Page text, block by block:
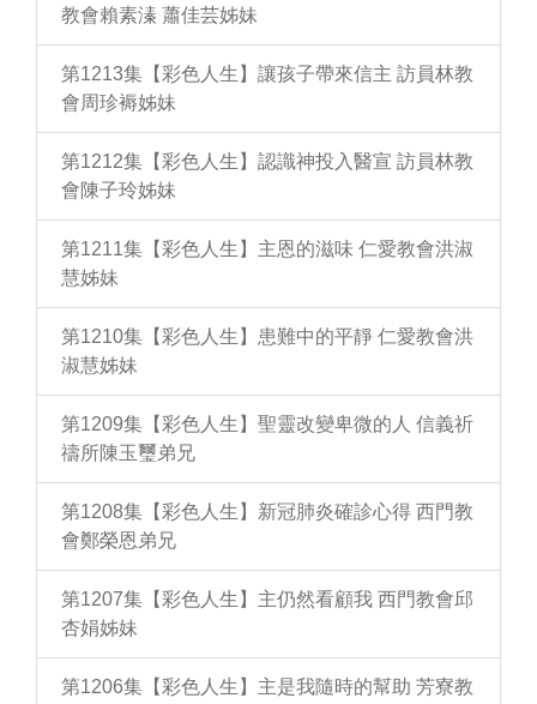
教會賴素溱 蕭佳芸姊妹
第1213集【彩色人生】讓孩子帶來信主 訪員林教
會周珍褥姊妹
第1212集【彩色人生】認識神投入醫宣 訪員林教
會陳子玲姊妹
第1211集【彩色人生】主恩的滋味 仁愛教會洪淑
慧姊妹
第1210集【彩色人生】患難中的平靜 仁愛教會洪
淑慧姊妹
第1209集【彩色人生】聖靈改變卑微的人 信義祈
禱所陳玉璽弟兄
第1208集【彩色人生】新冠肺炎確診心得 西門教
會鄭榮恩弟兄
第1207集【彩色人生】主仍然看顧我 西門教會邱
杏娟姊妹
第1206集【彩色人生】主是我隨時的幫助 芳寮教